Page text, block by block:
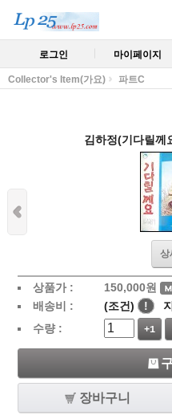
로그인 마이페이지
Collector's Item(가요) 파트C
김하정(기다릴께
상
상품가 : 150,000원
배송비 : (조건) !
수량 :
+1
장바구니